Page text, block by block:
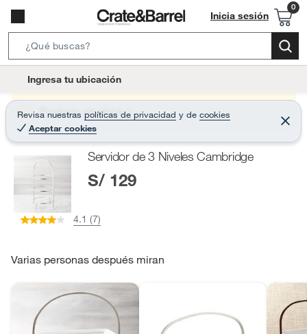
Inicia sesión
e
r
c
B
t
o
Ingresa tu ubicación
Revisa nuestras políticas de privacidad y de cookies
Aceptar cookies
C
e
r
Producto sin stock :(
Servidor de 3 Niveles Cambridge
S/ 129
4.1 (7)
Varias personas después miran